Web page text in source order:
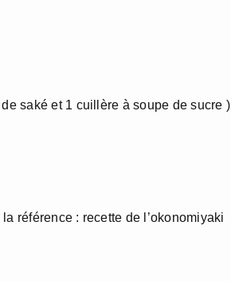
saké et 1 cuillère à soupe de sucre )
référence : recette de l’okonomiyaki